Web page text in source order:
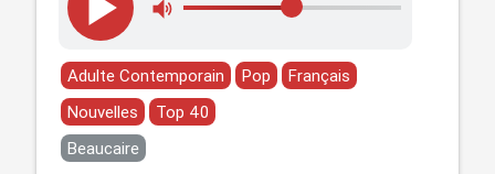
Adulte Contemporain Pop
Français
Nouvelles
Top 40
Beaucaire